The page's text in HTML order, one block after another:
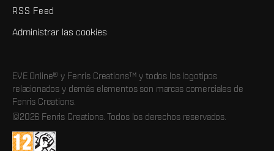
RSS Feed
Administrar las cookies
EVE Online® y Fenris Creations™ y todos los logotipos
relacionados y demás elementos son marcas comerciales de
Fenris Creations.
©2026 Fenris Creations. Todos los derechos reservados.